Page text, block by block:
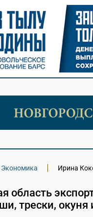
Экономика Ирина
область
трески, окуня